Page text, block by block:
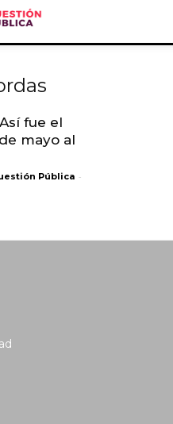
fue el
mayo al
Pública -